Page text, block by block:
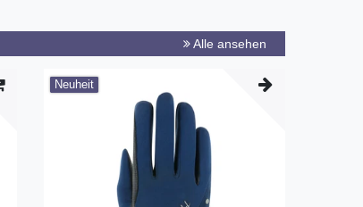
Alle ansehen
Neuheit